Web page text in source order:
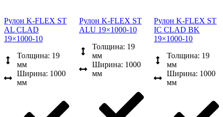
Рулон K-FLEX ST
AL CLAD
19×1000-10
Толщина: 19
мм
Ширина: 1000
мм
Рулон K-FLEX ST
ALU 19×1000-10
Толщина: 19
мм
Ширина: 1000
мм
Рулон K-FLEX ST
IC CLAD BK
19×1000-10
Толщина: 19
мм
Ширина: 1000
мм